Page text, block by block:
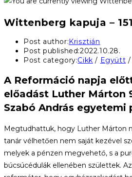
Wittenberg kapuja –
Post author: Krisztián
Post published:2022.10.28.
Post category:Cikk / Együtt /
A Reformáció napja
előadást Luther Márton
Szabó András egyetemi
Megtudhattuk, hogy Luther Márton
tanár vélhetően nem saját kezével
melyek a pénzen megvehető, s a
búcsúcédulák ellenében születtek.